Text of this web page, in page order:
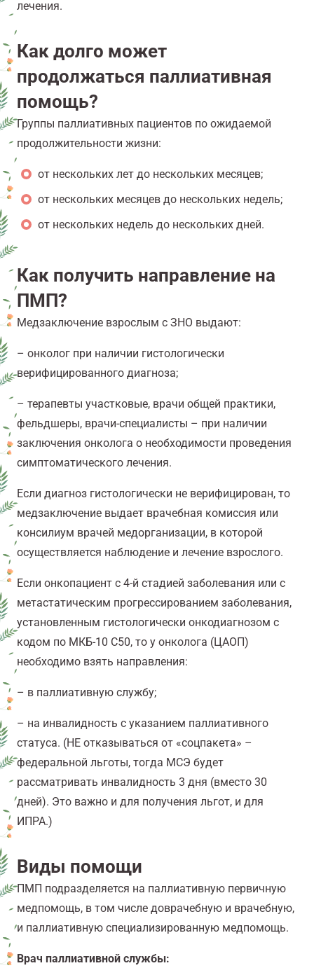
лечения.
Как долго может
продолжаться паллиативная
помощь?
Группы паллиативных пациентов по ожидаемой
продолжительности жизни:
от нескольких лет до нескольких месяцев;
от нескольких месяцев до нескольких недель;
от нескольких недель до нескольких дней.
Как получить направление на
ПМП?
Медзаключение взрослым с ЗНО выдают:
– онколог при наличии гистологически
верифицированного диагноза;
– терапевты участковые, врачи общей практики,
фельдшеры, врачи-специалисты – при наличии
заключения онколога о необходимости проведения
симптоматического лечения.
Если диагноз гистологически не верифицирован, то
медзаключение выдает врачебная комиссия или
консилиум врачей медорганизации, в которой
осуществляется наблюдение и лечение взрослого.
Если онкопациент с 4-й стадией заболевания или с
метастатическим прогрессированием заболевания,
установленным гистологически онкодиагнозом с
кодом по МКБ-10 С50, то у онколога (ЦАОП)
необходимо взять направления:
– в паллиативную службу;
– на инвалидность с указанием паллиативного
статуса. (НЕ отказываться от «соцпакета» –
федеральной льготы, тогда МСЭ будет
рассматривать инвалидность 3 дня (вместо 30
дней). Это важно и для получения льгот, и для
ИПРА.)
Виды помощи
ПМП подразделяется на паллиативную первичную
медпомощь, в том числе доврачебную и врачебную,
и паллиативную специализированную медпомощь.
Врач паллиативной службы: